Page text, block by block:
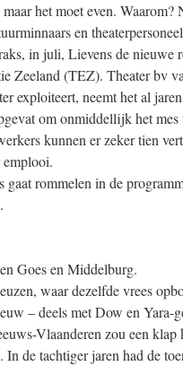
het moet even. Waarom?
en
in juli, Lievens de nieuwe
Zeeland (TEZ). Theater bv
exploiteert, neemt het al
om onmiddellijk het
kunnen er zeker tien
emplooi.
gaat rommelen in de
Goes en Middelburg.
waar dezelfde vrees
– deels met Dow en Yara-
Vlaanderen zou een
de tachtiger jaren had de